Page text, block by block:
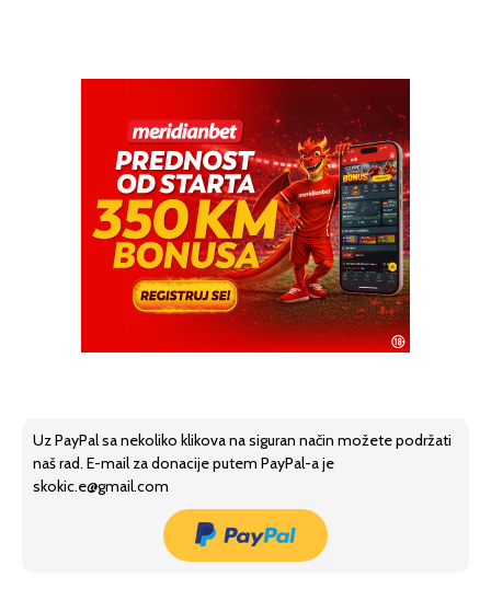
Uz PayPal sa nekoliko klikova na siguran način možete podržati
naš rad. E-mail za donacije putem PayPal-a je
skokic.e@gmail.com